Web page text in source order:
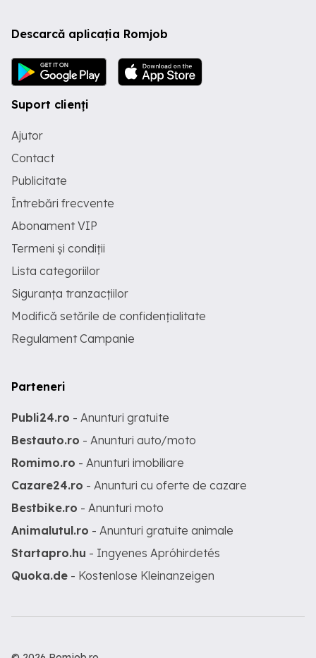
Descarcă aplicația Romjob
Suport clienți
Ajutor
Contact
Publicitate
Întrebări frecvente
Abonament VIP
Termeni și condiții
Lista categoriilor
Siguranța tranzacțiilor
Modifică setările de confidențialitate
Regulament Campanie
Parteneri
Publi24.ro - Anunturi gratuite
Bestauto.ro - Anunturi auto/moto
Romimo.ro - Anunturi imobiliare
Cazare24.ro - Anunturi cu oferte de cazare
Bestbike.ro - Anunturi moto
Animalutul.ro - Anunturi gratuite animale
Startapro.hu - Ingyenes Apróhirdetés
Quoka.de - Kostenlose Kleinanzeigen